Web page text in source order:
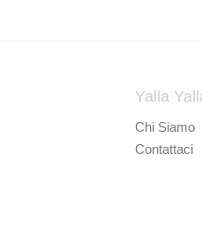
Yalla
Chi Siamo
Contattaci